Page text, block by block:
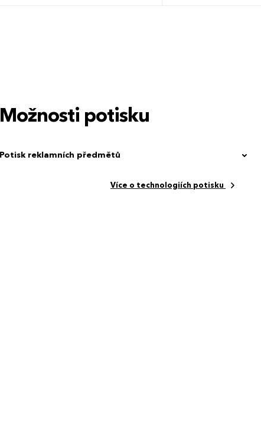
Možnosti potisku
Potisk reklamních předmětů
Více o technologiích potisku